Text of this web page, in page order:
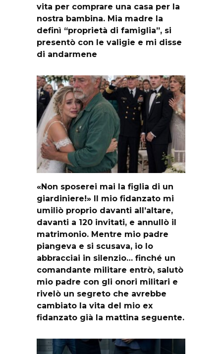
vita per comprare una casa per la
nostra bambina. Mia madre la
definì “proprietà di famiglia”, si
presentò con le valigie e mi disse
di andarmene
«Non sposerei mai la figlia di un
giardiniere!» Il mio fidanzato mi
umiliò proprio davanti all’altare,
davanti a 120 invitati, e annullò il
matrimonio. Mentre mio padre
piangeva e si scusava, io lo
abbracciai in silenzio… finché un
comandante militare entrò, salutò
mio padre con gli onori militari e
rivelò un segreto che avrebbe
cambiato la vita del mio ex
fidanzato già la mattina seguente.